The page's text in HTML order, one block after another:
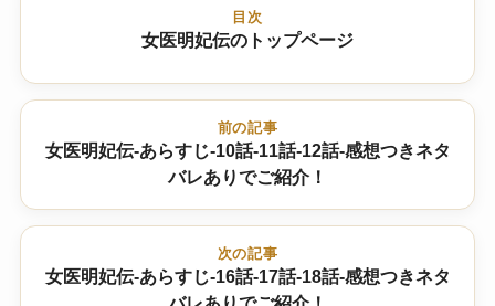
目次
女医明妃伝のトップページ
前の記事
女医明妃伝-あらすじ-10話-11話-12話-感想つきネタ
バレありでご紹介！
次の記事
女医明妃伝-あらすじ-16話-17話-18話-感想つきネタ